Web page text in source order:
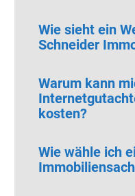
Wie sieht ein
Schneider
Warum kann
kosten?
Wie wähle ich